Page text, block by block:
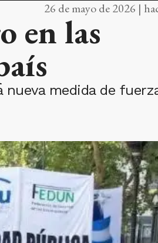
26 de mayo de 2026 |
en las
medida de